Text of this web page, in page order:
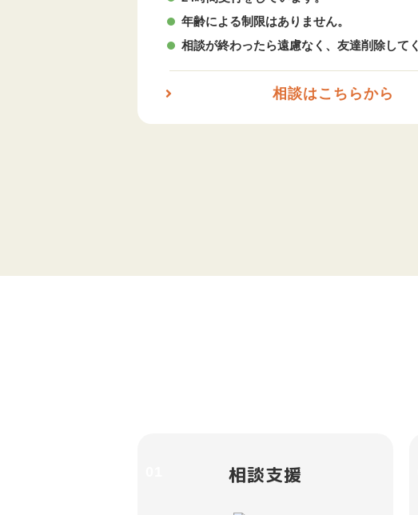
年齢による制限はありません。
相談が終わったら遠慮なく、友達削除して
相談はこちらから
相談支援